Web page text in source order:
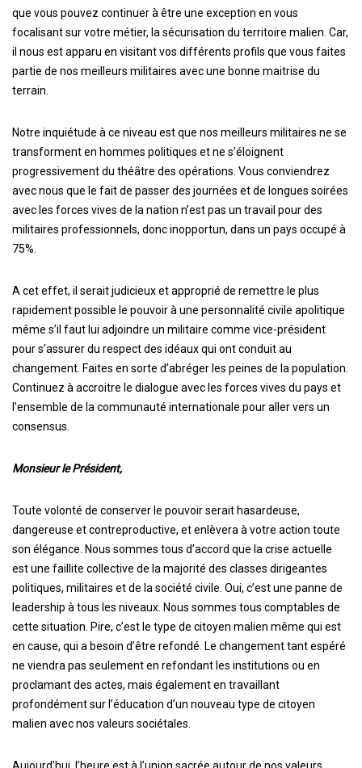
que vous pouvez continuer à être une exception en vous
focalisant sur votre métier, la sécurisation du territoire malien. Car,
il nous est apparu en visitant vos différents profils que vous faites
partie de nos meilleurs militaires avec une bonne maitrise du
terrain.
Notre inquiétude à ce niveau est que nos meilleurs militaires ne se
transforment en hommes politiques et ne s’éloignent
progressivement du théâtre des opérations. Vous conviendrez
avec nous que le fait de passer des journées et de longues soirées
avec les forces vives de la nation n’est pas un travail pour des
militaires professionnels, donc inopportun, dans un pays occupé à
75%.
A cet effet, il serait judicieux et approprié de remettre le plus
rapidement possible le pouvoir à une personnalité civile apolitique
même s’il faut lui adjoindre un militaire comme vice-président
pour s’assurer du respect des idéaux qui ont conduit au
changement. Faites en sorte d’abréger les peines de la population.
Continuez à accroitre le dialogue avec les forces vives du pays et
l’ensemble de la communauté internationale pour aller vers un
consensus.
Monsieur le Président,
Toute volonté de conserver le pouvoir serait hasardeuse,
dangereuse et contreproductive, et enlèvera à votre action toute
son élégance. Nous sommes tous d’accord que la crise actuelle
est une faillite collective de la majorité des classes dirigeantes
politiques, militaires et de la société civile. Oui, c’est une panne de
leadership à tous les niveaux. Nous sommes tous comptables de
cette situation. Pire, c’est le type de citoyen malien même qui est
en cause, qui a besoin d’être refondé. Le changement tant espéré
ne viendra pas seulement en refondant les institutions ou en
proclamant des actes, mais également en travaillant
profondément sur l’éducation d’un nouveau type de citoyen
malien avec nos valeurs sociétales.